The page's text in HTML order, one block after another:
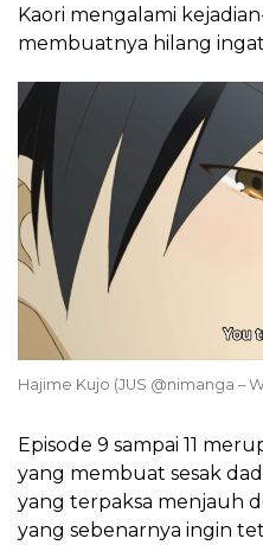
Kaori mengalami
membuatnya hilang
Hajime Kujo (JUS @nimanga –
Episode 9 sampai 11
yang membuat sesak
yang terpaksa menjauh
yang sebenarnya ingin